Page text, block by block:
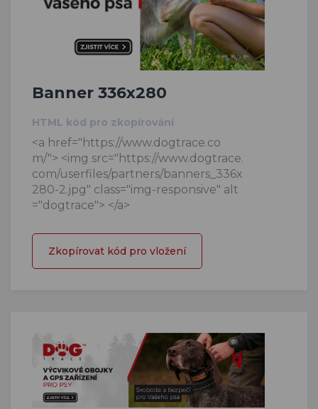
Banner 336x280
HTML kód pro zkopírování
<a href="https://www.dogtrace.co
m/"> <img src="https://www.dogtrace.
com/userfiles/partners/banners_336x
280-2.jpg" class="img-responsive" alt
="dogtrace"> </a>
Zkopírovat kód pro vložení